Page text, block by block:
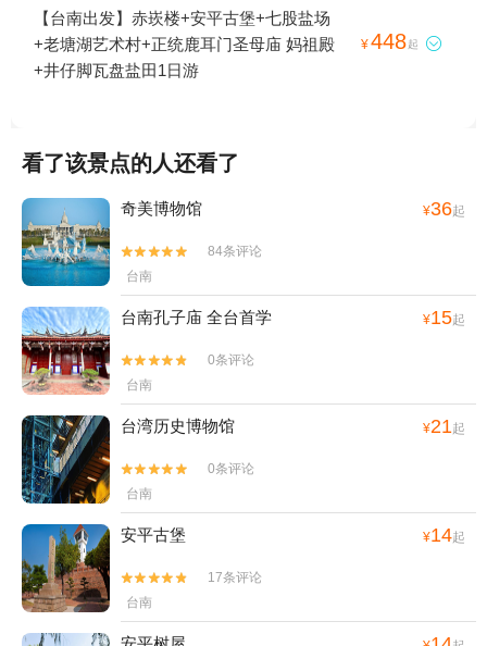
【台南出发】赤崁楼+安平古堡+七股盐场
+老塘湖艺术村+正统鹿耳门圣母庙 妈祖殿
+井仔脚瓦盘盐田1日游
¥448起 
看了该景点的人还看了
奇美博物馆 ¥36起


84条评论
台南
台南孔子庙 全台首学 ¥15起


0条评论
台南
台湾历史博物馆 ¥21起


0条评论
台南
安平古堡 ¥14起


17条评论
台南